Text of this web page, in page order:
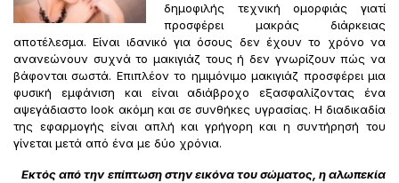
δημοφιλής τεχνική ομορφιάς γιατί
προσφέρει μακράς διάρκειας
αποτέλεσμα. Είναι ιδανικό για όσους δεν έχουν το χρόνο να
ανανεώνουν συχνά το μακιγιάζ τους ή δεν γνωρίζουν πώς να
βάφονται σωστά. Επιπλέον το ημιμόνιμο μακιγιάζ προσφέρει μια
φυσική εμφάνιση και είναι αδιάβροχο εξασφαλίζοντας ένα
αψεγάδιαστο look ακόμη και σε συνθήκες υγρασίας. Η διαδικαδία
της εφαρμογής είναι απλή και γρήγορη και η συντήρησή του
γίνεται μετά από ένα με δύο χρόνια.
Εκτός από την επίπτωση στην εικόνα του σώματος, η αλωπεκία